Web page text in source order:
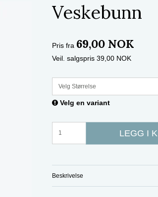
Veskebunn
Pris fra 69,00 NOK
Veil. salgspris 39,00 NOK
Velg Størrelse
Velg en variant
LEGG I
Beskrivelse